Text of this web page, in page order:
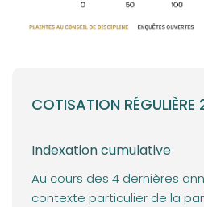
COTISATION
Indexation cumulative
Au cours des 4 dernières
contexte particulier de la